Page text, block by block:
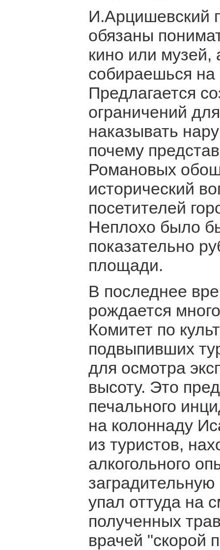
И.Арцишевский
обязаны
кино или музей,
собираешься на
Предлагается
ограничений
наказывать
почему
Романовых
исторический
посетителей
Неплохо было
показательно
площади.
В последнее
рождается
Комитет по
подвыпивших
для осмотра
высоту. Это
печального
на колоннаду
из туристов,
алкогольного
упал оттуда на
полученных
врачей "скорой